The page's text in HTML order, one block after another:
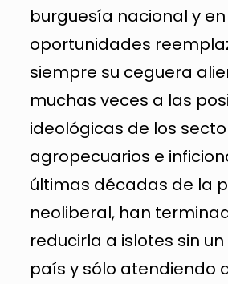
burguesía nacional y
oportunidades
siempre su ceguera
muchas veces a las
ideológicas de los
agropecuarios e
últimas décadas de la
neoliberal, han
reducirla a islotes sin
país y sólo atendiendo